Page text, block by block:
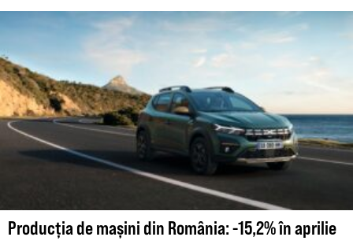
Producția de mașini din România: -15,2% în aprilie